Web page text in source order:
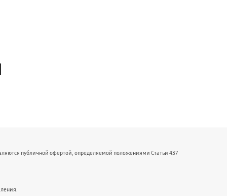
публичной офертой, определяемой положениями Статьи 437